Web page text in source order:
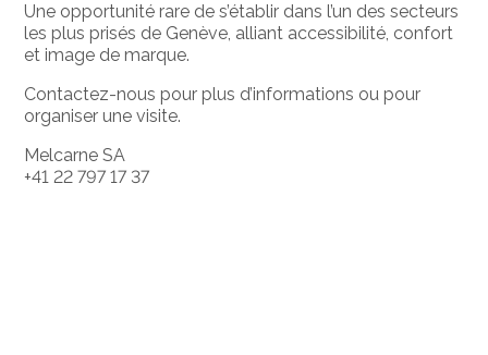
Une opportunité rare de s’établir dans l’un des secteurs
les plus prisés de Genève, alliant accessibilité, confort
et image de marque.
Contactez-nous pour plus d’informations ou pour
organiser une visite.
Melcarne SA
+41 22 797 17 37